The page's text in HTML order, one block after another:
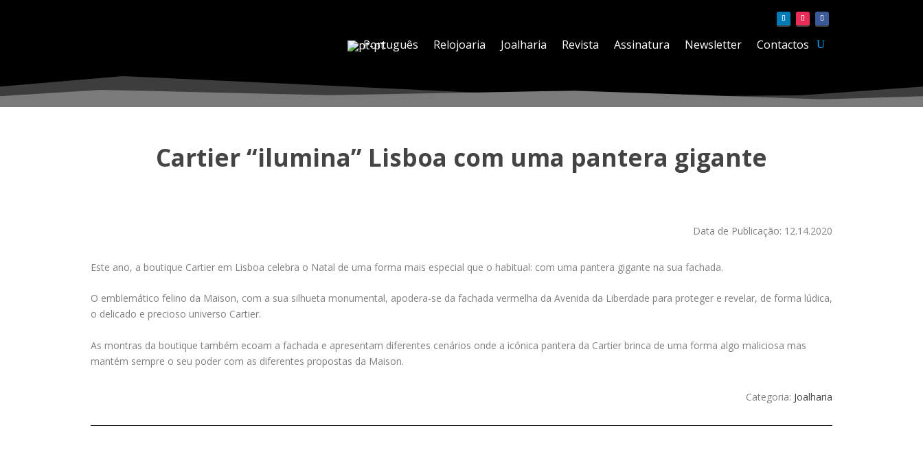
Português Relojoaria Joalharia Revista Assinatura Newsletter Contactos
Cartier “ilumina” Lisboa com uma pantera gigante
Data de Publicação: 12.14.2020
Este ano, a boutique Cartier em Lisboa celebra o Natal de uma forma mais especial que o habitual: com uma pantera gigante na sua fachada.
O emblemático felino da Maison, com a sua silhueta monumental, apodera-se da fachada vermelha da Avenida da Liberdade para proteger e revelar, de forma lúdica,
o delicado e precioso universo Cartier.
As montras da boutique também ecoam a fachada e apresentam diferentes cenários onde a icónica pantera da Cartier brinca de uma forma algo maliciosa mas
mantém sempre o seu poder com as diferentes propostas da Maison.
Categoria: Joalharia